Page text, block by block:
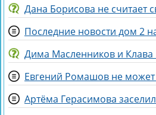
Дима Масленников и